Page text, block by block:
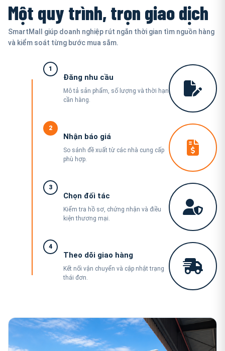
Một quy trình, trọn giao dịch
SmartMall giúp doanh nghiệp rút ngắn thời gian tìm nguồn hàng
và kiểm soát từng bước mua sắm.
1
Đăng nhu cầu
Mô tả sản phẩm, số lượng và thời hạn
cần hàng.
2
Nhận báo giá
So sánh đề xuất từ các nhà cung cấp
phù hợp.
3
Chọn đối tác
Kiểm tra hồ sơ, chứng nhận và điều
kiện thương mại.
4
Theo dõi giao hàng
Kết nối vận chuyển và cập nhật trạng
thái đơn.